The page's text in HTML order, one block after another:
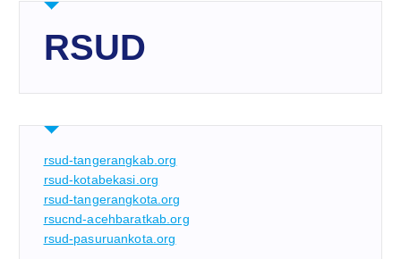
RSUD
rsud-tangerangkab.org
rsud-kotabekasi.org
rsud-tangerangkota.org
rsucnd-acehbaratkab.org
rsud-pasuruankota.org